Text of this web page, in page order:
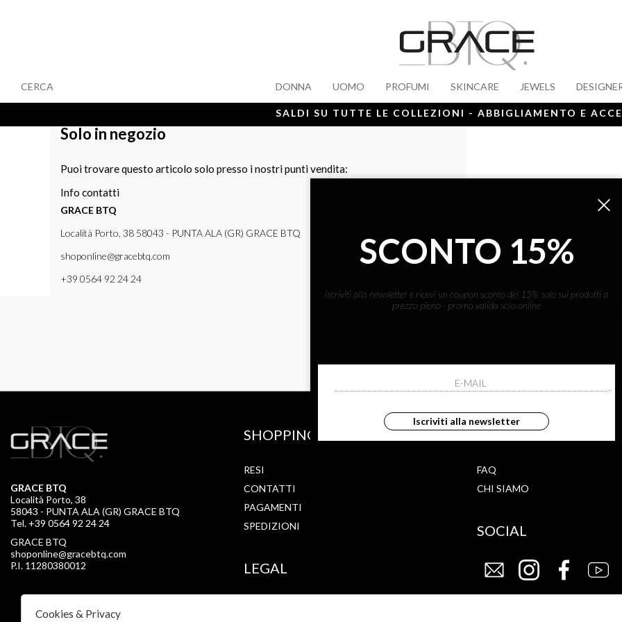
DONNA UOMO PROFUMI SKINCARE JEWELS
CERCA
SALDI SU TUTTE LE COLLEZIONI - ABBIGLIAMENTO E
Solo in negozio
Puoi trovare questo articolo solo presso i nostri punti vendita:
Info contatti
GRACE BTQ
Località Porto, 38 58043 - PUNTA ALA (GR) GRACE BTQ
shoponline@gracebtq.com
+39 0564 92 24 24
ISCRIVITI ALLA
ho letto ed accettato le condizioni sulla
GRACE BTQ
Località Porto, 38
58043 - PUNTA ALA (GR) GRACE BTQ
Tel. +39 0564 92 24 24
GRACE BTQ
shoponline@gracebtq.com
P.I. 11280380012
SHOPPING
RESI
CONTATTI
PAGAMENTI
SPEDIZIONI
LEGAL
STORE
FAQ
CHI SIAMO
SOCIAL
SCONTO 15%
iscriviti alla newsletter e ricevi un coupon sconto del 15% solo sui prodotti a
prezzo pieno - promo valida solo online
Iscriviti alla newsletter
Cookies & Privacy